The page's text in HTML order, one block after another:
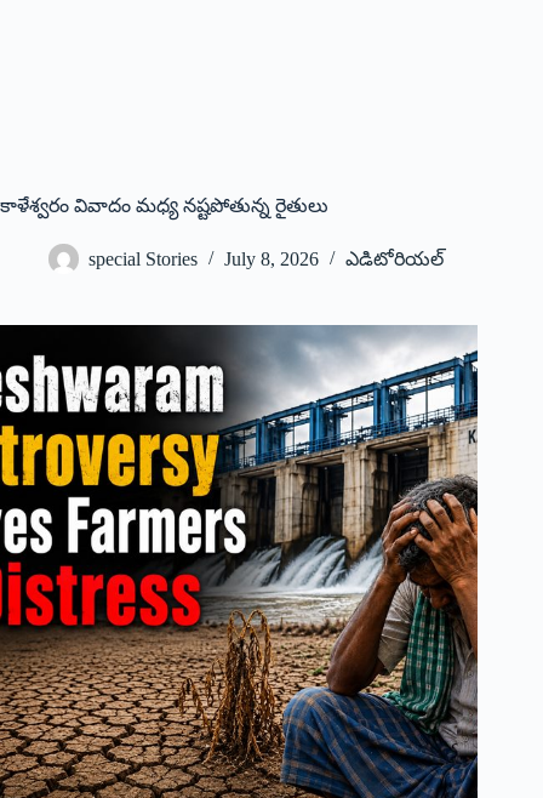
కాళేశ్వ‌రం వివాదం మ‌ధ్య న‌ష్ట‌పోతున్న రైతులు
special Stories July 8, 2026 ఎడిటోరియల్